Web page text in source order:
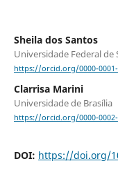
Sheila dos Santos
Universidade Federal de
https://orcid.org/0000-0001-
Clarrisa Marini
Universidade de Brasília
https://orcid.org/0000-0002-
DOI: https://doi.org/